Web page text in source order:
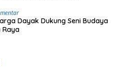
Dayak Dukung Seni Budaya
Raya